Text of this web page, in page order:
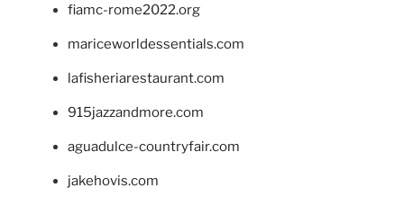
fiamc-rome2022.org
mariceworldessentials.com
lafisheriarestaurant.com
915jazzandmore.com
aguadulce-countryfair.com
jakehovis.com